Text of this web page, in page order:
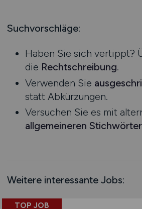
Schienen- / Straßen- / Luft- /
Supply Chain Management
Vertrieb / Verkauf / Handel
Zoll / Behörden
Sonstige
Mecklenburg-Vorpommern
Nordrhein-Westfalen
Rheinland-Pfalz
Saarland
Sachsen
Sachsen-Anhalt
Schleswig-Holstein
Schweiz
Europa
Suchvorschläge:
Haben Sie sich vertippt?
die Rechtschreibung.
Verwenden Sie
statt Abkürzungen.
Versuchen Sie es mit
allgemeineren
Weitere interessante Jobs:
TOP JOB